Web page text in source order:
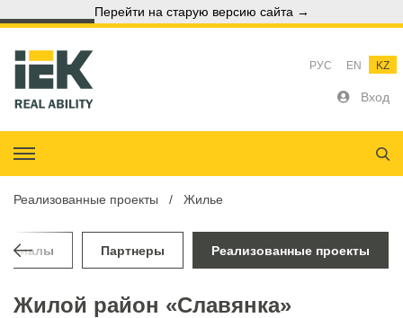
Перейти на старую версию сайта →
Вход
РУС EN KZ
Реализованные проекты Жилье
Партнеры Реализованные проекты
Жилой район «Славянка»